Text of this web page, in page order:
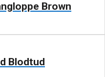
Brown
Blodtud